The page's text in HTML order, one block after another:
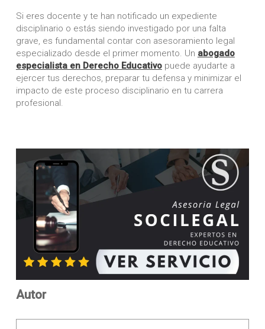
Si eres docente y te han notificado un expediente
disciplinario o estás siendo investigado por una falta
grave, es fundamental contar con asesoramiento legal
especializado desde el primer momento. Un abogado
especialista en Derecho Educativopuede ayudarte a
ejercer tus derechos, preparar tu defensa y minimizar el
impacto de este proceso disciplinario en tu carrera
profesional.
Autor